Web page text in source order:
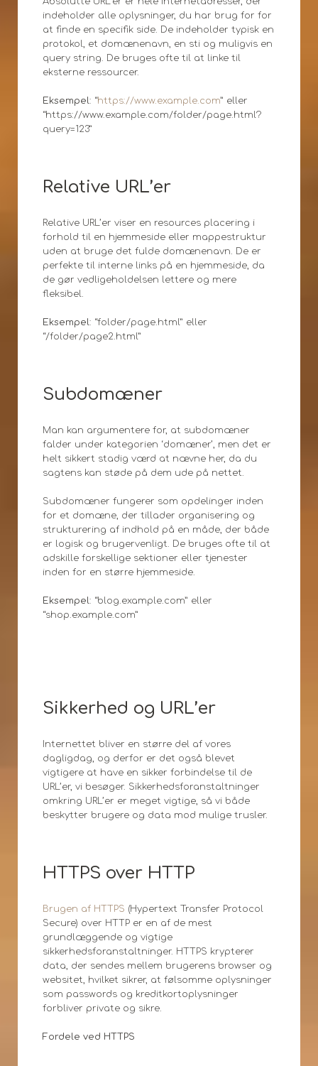
indeholder alle oplysninger, du har brug for for
at finde en specifik side. De indeholder typisk en
protokol, et domænenavn, en sti og muligvis en
query string. De bruges ofte til at linke til
eksterne ressourcer.
Eksempel: “https://www.example.com” eller
“https://www.example.com/folder/page.html?
query=123”
Relative URL’er
Relative URL’er viser en resources placering i
forhold til en hjemmeside eller mappestruktur
uden at bruge det fulde domænenavn. De er
perfekte til interne links på en hjemmeside, da
de gør vedligeholdelsen lettere og mere
fleksibel.
Eksempel: “folder/page.html” eller
“/folder/page2.html”
Subdomæner
Man kan argumentere for, at subdomæner
falder under kategorien ‘domæner’, men det er
helt sikkert stadig værd at nævne her, da du
sagtens kan støde på dem ude på nettet.
Subdomæner fungerer som opdelinger inden
for et domæne, der tillader organisering og
strukturering af indhold på en måde, der både
er logisk og brugervenligt. De bruges ofte til at
adskille forskellige sektioner eller tjenester
inden for en større hjemmeside.
Eksempel: “blog.example.com” eller
“shop.example.com”
Sikkerhed og URL’er
Internettet bliver en større del af vores
dagligdag, og derfor er det også blevet
vigtigere at have en sikker forbindelse til de
URL’er, vi besøger. Sikkerhedsforanstaltninger
omkring URL’er er meget vigtige, så vi både
beskytter brugere og data mod mulige trusler.
HTTPS over HTTP
Brugen af HTTPS (Hypertext Transfer Protocol
Secure) over HTTP er en af de mest
grundlæggende og vigtige
sikkerhedsforanstaltninger. HTTPS krypterer
data, der sendes mellem brugerens browser og
websitet, hvilket sikrer, at følsomme oplysninger
som passwords og kreditkortoplysninger
forbliver private og sikre.
Fordele ved HTTPS